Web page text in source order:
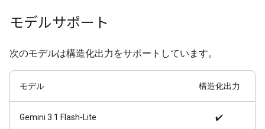
モデルサポート
次のモデルは構造化出力をサポートしています。
モデル 構造化出力
Gemini 3.1 Flash-Lite ✔️